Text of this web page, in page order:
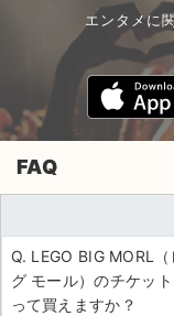
チケットジャムの取
エンタメに
FAQ
Q. LEGO BIG MORL
グ モール）のチケッ
って買えますか？